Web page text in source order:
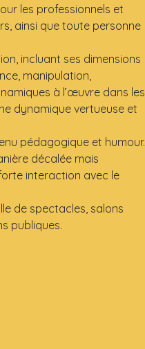
les professionnels et
ainsi que toute personne
incluant ses dimensions
manipulation,
à l’œuvre dans les
dynamique vertueuse et
pédagogique et humour.
décalée mais
interaction avec le
de spectacles, salons
publiques.